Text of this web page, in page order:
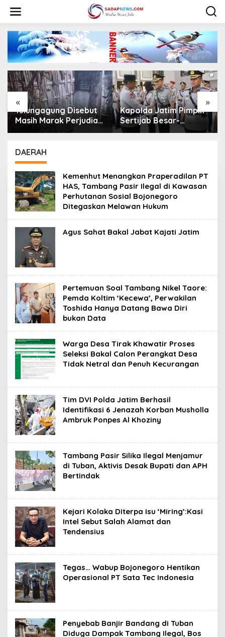
w
« »
Kapolda Jatim Pimpin
Sertijab Besar-
Utama Berganti
Kapolda Jatim
Resmikan Polresta
Tuban, Tekankan
DAERAH
Kemenhut Menangkan Praperadilan PT
HAS, Tambang Pasir Ilegal di Kawasan
Perhutanan Sosial Bojonegoro
Ditegaskan Melawan Hukum
Agus Sahat Bakal Jabat Kajati Jatim
Pertemuan Soal Tambang Nikel Taore:
Pemda Koltim ‘Kecewa’, Perwakilan
Toshida Hanya Datang Bawa Diri
bukan Data
Warga Desa Tirak Khawatir Proses
Seleksi Bakal Calon Perangkat Desa
Tidak Netral dan Penuh Kecurangan
Tim DVI Polda Jatim Berhasil
Identifikasi 6 Jenazah Korban Musholla
Ambruk Ponpes Al Khoziny
Tambang Pasir Silika Ilegal Menjamur
di Tuban, Aktivis Desak Bupati dan APH
Bertindak
Kejari Kolaka Diterpa Isu ‘Miring’:Kasi
Intel Sebut Salah Alamat dan
Tendensius
Tegas… Wabup Bojonegoro Hentikan
Operasional PT Sata Tec Indonesia
Penyebab Banjir Bandang di Tuban
Diduga Dampak Tambang Ilegal, Bos